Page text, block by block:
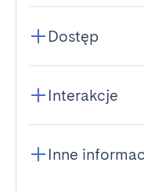
Dostęp
Interakcje
Inne